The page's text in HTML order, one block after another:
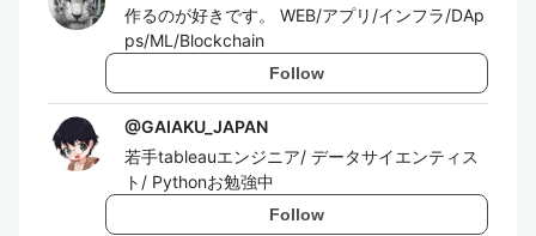
作るのが好きです。 WEB/アプリ/インフラ/DAp
ps/ML/Blockchain
Follow
@GAIAKU_JAPAN
若手tableauエンジニア/ データサイエンティス
ト/ Pythonお勉強中
Follow